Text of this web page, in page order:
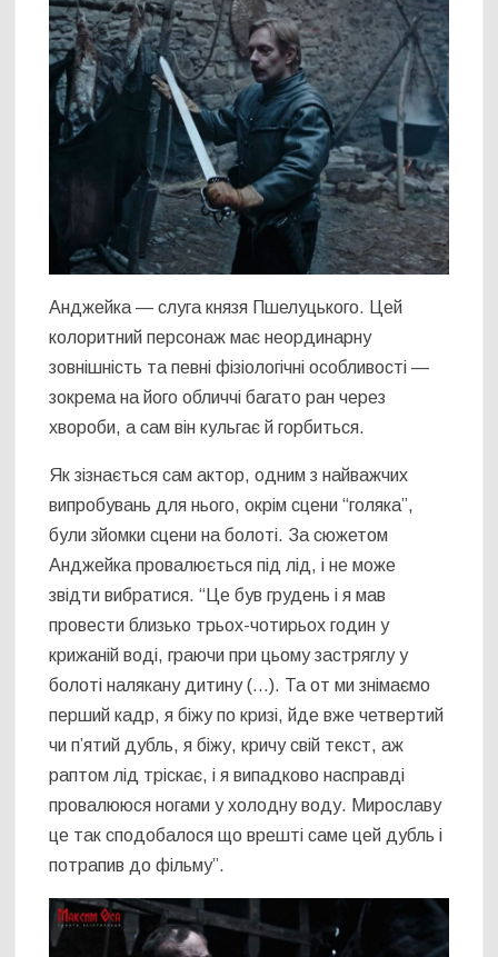
Анджейка — слуга князя Пшелуцького. Цей
колоритний персонаж має неординарну
зовнішність та певні фізіологічні особливості —
зокрема на його обличчі багато ран через
хвороби, а сам він кульгає й горбиться.
Як зізнається сам актор, одним з найважчих
випробувань для нього, окрім сцени “голяка”,
були зйомки сцени на болоті. За сюжетом
Анджейка провалюється під лід, і не може
звідти вибратися. “Це був грудень і я мав
провести близько трьох-чотирьох годин у
крижаній воді, граючи при цьому застряглу у
болоті налякану дитину (…). Та от ми знімаємо
перший кадр, я біжу по кризі, йде вже четвертий
чи п’ятий дубль, я біжу, кричу свій текст, аж
раптом лід тріскає, і я випадково насправді
провалююся ногами у холодну воду. Мирославу
це так сподобалося що врешті саме цей дубль і
потрапив до фільму”.